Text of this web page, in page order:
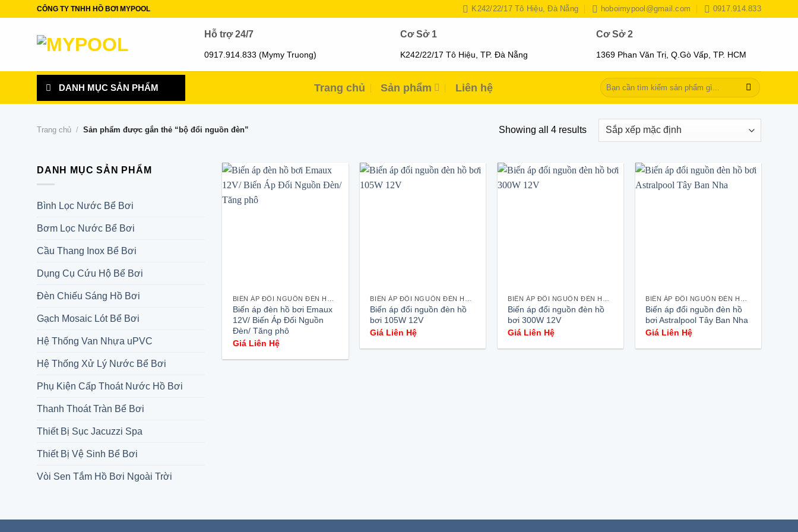
CÔNG TY TNHH HỒ BƠI MYPOOL K242/22/17 Tô Hiệu, Đà Nẵng hoboimypool@gmail.com 0917.914.833
Hỗ trợ 24/7
0917.914.833 (Mymy Truong)
Cơ Sở 1
K242/22/17 Tô Hiệu, TP. Đà Nẵng
Cơ Sở 2
1369 Phan Văn Trị, Q.Gò Vấp, TP. HCM
DANH MỤC SẢN PHẨM Trang chủ Sản phẩm Liên hệ
Tìm
kiếm:
Trang chủ / Sản phẩm được gắn thẻ “bộ đổi nguồn đèn” Showing all 4 results
DANH MỤC SẢN PHẨM
Bình Lọc Nước Bể Bơi
Bơm Lọc Nước Bể Bơi
Cầu Thang Inox Bể Bơi
Dụng Cụ Cứu Hộ Bể Bơi
Đèn Chiếu Sáng Hồ Bơi
Gạch Mosaic Lót Bể Bơi
Hệ Thống Van Nhựa uPVC
Hệ Thống Xử Lý Nước Bể Bơi
Phụ Kiện Cấp Thoát Nước Hồ Bơi
Thanh Thoát Tràn Bể Bơi
Thiết Bị Sục Jacuzzi Spa
Thiết Bị Vệ Sinh Bể Bơi
Vòi Sen Tắm Hồ Bơi Ngoài Trời
Biến áp đèn hồ bơi Emaux
12V/ Biến Áp Đối Nguồn
Đèn/ Tăng phô
Giá Liên Hệ
Biến áp đổi nguồn đèn hồ
bơi 105W 12V
Giá Liên Hệ
Biến áp đổi nguồn đèn hồ
bơi 300W 12V
Giá Liên Hệ
Biến áp đổi nguồn đèn hồ
bơi Astralpool Tây Ban Nha
Giá Liên Hệ